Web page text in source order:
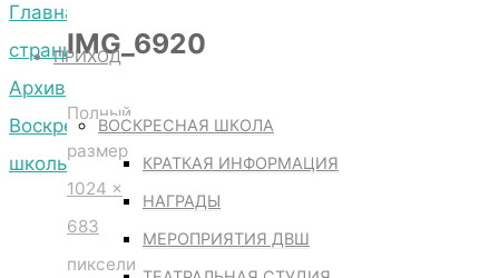
ПРИХОД
ВОСКРЕСНАЯ ШКОЛА
КРАТКАЯ ИНФОРМАЦИЯ
НАГРАДЫ
МЕРОПРИЯТИЯ ДВШ
Главная
страница
Архив
Воскресной
школы
IMG_6920
IMG_6920
Полный
размер
1024 ×
683
пиксели